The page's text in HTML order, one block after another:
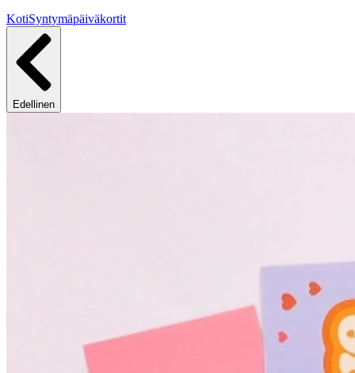
KotiSyntymäpäiväkortit
Edellinen